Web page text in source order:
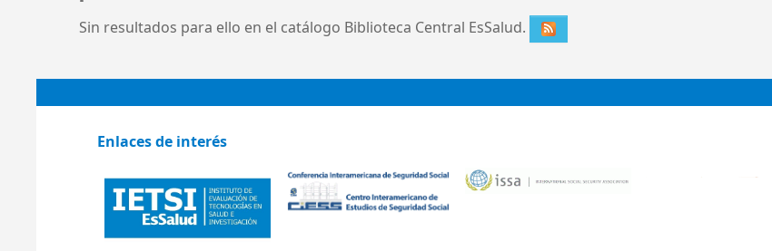
Sin resultados para ello en el catálogo Biblioteca Central EsSalud.
Enlaces de interés